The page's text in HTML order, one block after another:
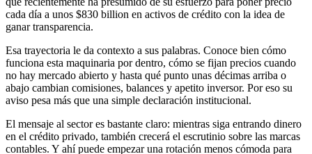
cada día a unos $830 billion en activos de crédito con la idea de
ganar transparencia.
Esa trayectoria le da contexto a sus palabras. Conoce bien cómo
funciona esta maquinaria por dentro, cómo se fijan precios cuando
no hay mercado abierto y hasta qué punto unas décimas arriba o
abajo cambian comisiones, balances y apetito inversor. Por eso su
aviso pesa más que una simple declaración institucional.
El mensaje al sector es bastante claro: mientras siga entrando dinero
en el crédito privado, también crecerá el escrutinio sobre las marcas
contables. Y ahí puede empezar una rotación menos cómoda para